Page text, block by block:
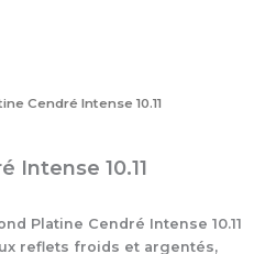
Cendré Intense 10.11
Intense 10.11
Platine Cendré Intense 10.11
reflets froids et argentés,